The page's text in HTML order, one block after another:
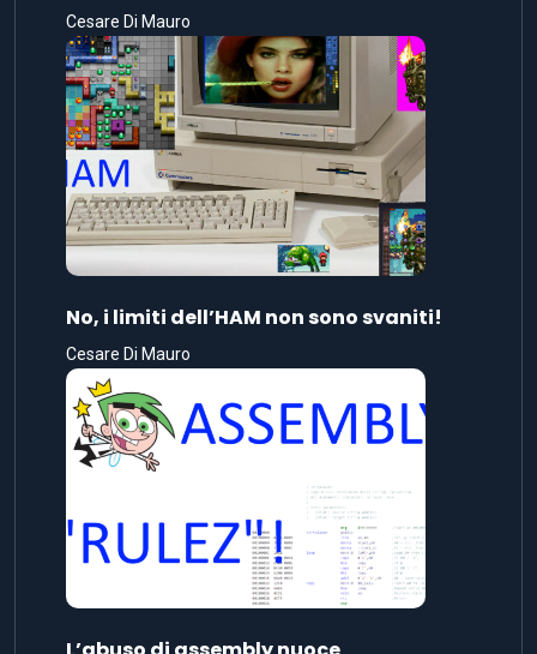
Cesare Di Mauro
No, i limiti dell’HAM non sono svaniti!
Cesare Di Mauro